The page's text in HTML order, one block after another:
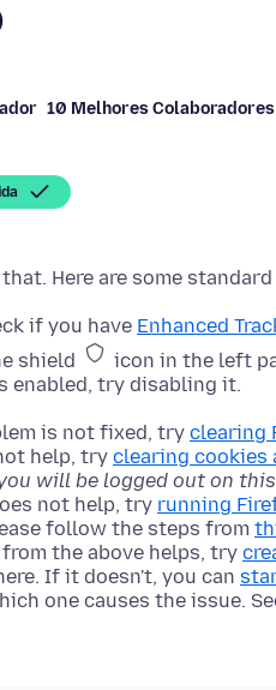
10 Melhores Colaboradores
if you have Enhanced
shield
icon in the left
enabled, try disabling it.
is not fixed, try clearing
help, try clearing cookies
will be logged out on
not help, try running
follow the steps from
the above helps, try
If it doesn't, you can
one causes the issue.